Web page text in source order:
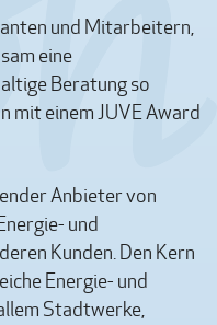
und Mitarbeitern,
eine
Beratung so
mit einem JUVE Award
Anbieter von
und
Kunden. Den Kern
Energie- und
Stadtwerke,